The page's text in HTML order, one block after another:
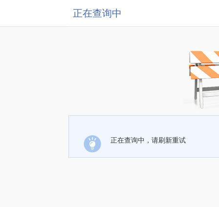
正在查询中
正在查询中，请刷新重试